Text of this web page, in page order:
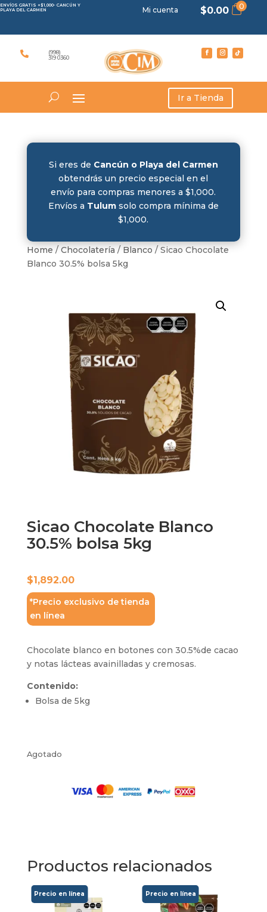
ENVÍOS GRATIS +$1,000- CANCÚN Y
PLAYA DEL CARMEN
Mi cuenta $0.00 0

(998)
319 0360
Ir a Tienda
Si eres de Cancún o Playa del Carmen
obtendrás un precio especial en el
envío para compras menores a $1,000.
Envíos a Tulumsolo compra mínima de
$1,000.
Home / Chocolatería / Blanco / Sicao Chocolate
Blanco 30.5% bolsa 5kg
Sicao Chocolate Blanco
30.5% bolsa 5kg
$1,892.00
*Precio exclusivo de tienda
en línea
Chocolate blanco en botones con 30.5%de cacao
y notas lácteas avainilladas y cremosas.
Contenido:
Bolsa de 5kg
Agotado
Productos relacionados